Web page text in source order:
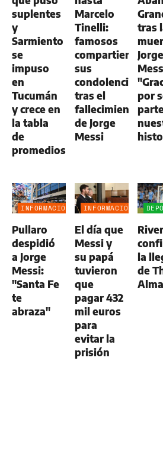
suplentes
y
Sarmiento
se
impuso
en
Tucumán
y crece en
la tabla
de
promedios
Marcelo
Tinelli:
famosos
compartieron
sus
condolencias
tras el
fallecimiento
de Jorge
Messi
tras
Jorge
por
INFORMACIÓN
Pullaro
despidió
a Jorge
Messi:
"Santa Fe
te
abraza"
INFORMACIÓN
El día que
Messi y
su papá
tuvieron
que
pagar 432
mil euros
para
evitar la
prisión
River
la
de